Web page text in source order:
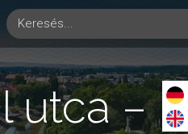
utca –